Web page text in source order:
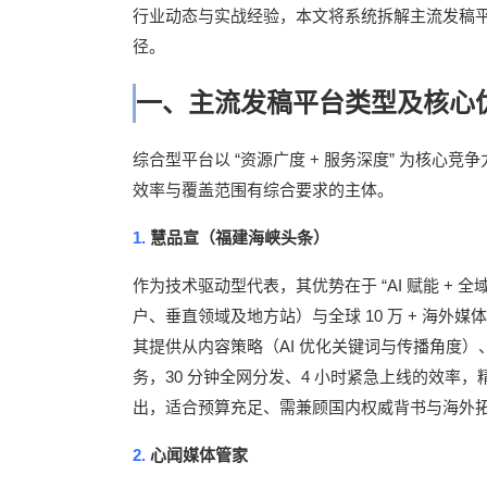
行业动态与实战经验，本文将系统拆解主流发稿
径。
一、主流发稿平台类型及核心
综合型平台以 “资源广度 + 服务深度” 为核心竞争
效率与覆盖范围有综合要求的主体。
1. 慧品宣（福建海峡头条）
作为技术驱动型代表，其优势在于 “AI 赋能 + 全
户、垂直领域及地方站）与全球 10 万 + 海外媒
其提供从内容策略（AI 优化关键词与传播角度）
务， 30 分钟全网分发、 4 小时紧急上线的效率，
出，适合预算充足、需兼顾国内权威背书与海外
2. 心闻媒体管家